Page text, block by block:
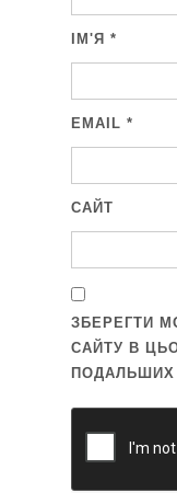
ІМ'Я *
EMAIL *
САЙТ
ЗБЕРЕГТИ
САЙТУ В
ПОДАЛЬШИХ